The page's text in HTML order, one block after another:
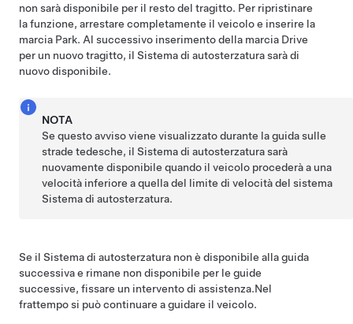
non sarà disponibile per il resto del tragitto. Per ripristinare
la funzione, arrestare completamente il veicolo e inserire la
marcia Park. Al successivo inserimento della marcia Drive
per un nuovo tragitto, il Sistema di autosterzaturasarà di
nuovo disponibile.
NOTA
Se questo avviso viene visualizzato durante la guida sulle
strade tedesche, ilSistema di autosterzaturasarà
nuovamente disponibile quando il veicolo procederà a una
velocità inferiore a quella del limite di velocità del sistema
Sistema di autosterzatura.
Se il Sistema di autosterzatura non è disponibile alla guida
successiva e rimane non disponibile per le guide
successive, fissare un intervento di assistenza.Nel
frattempo si può continuare a guidare il veicolo.